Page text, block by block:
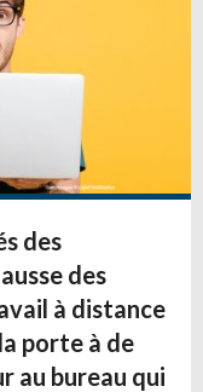
des
des
à distance
porte à de
au bureau qui